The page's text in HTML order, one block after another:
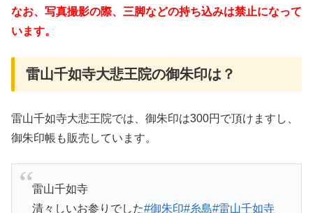
なお、写真撮影の際、三脚などの持ち込みは禁止になって
います。
雷山千如寺大悲王院の御朱印は？
雷山千如寺大悲王院では、御朱印は300円で頂けますし、
御朱印帳も販売しています。
雷山千如寺
清々しいお参りでした#御朱印#糸島#雷山千如寺